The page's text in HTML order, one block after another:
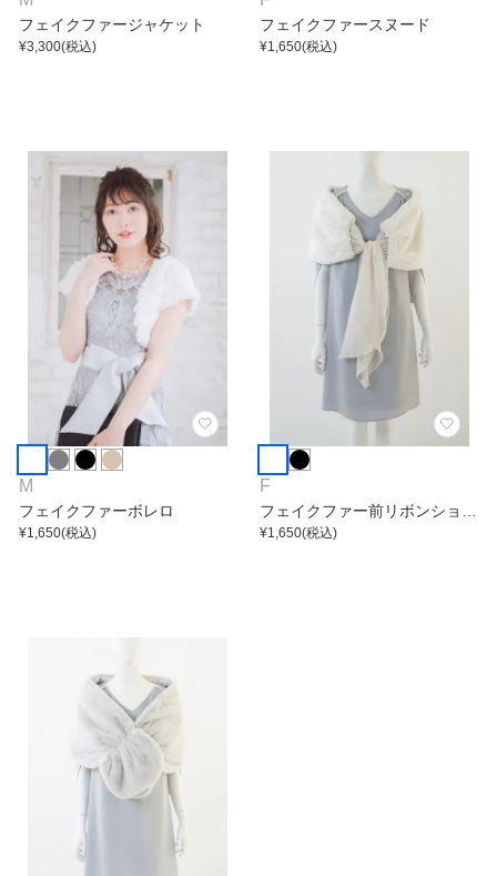
フェイクファージャケット
¥3,300(税込)
フェイクファースヌード
¥1,650(税込)
M
フェイクファーボレロ
¥1,650(税込)
F
フェイクファー前リボンショー
ル
¥1,650(税込)